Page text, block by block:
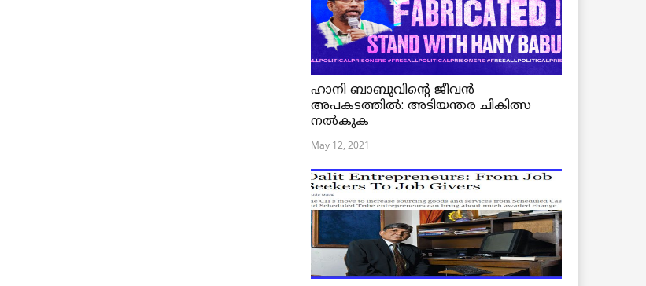
ഹാനി ബാബുവിന്റെ ജീവൻ
അപകടത്തിൽ: അടിയന്തര ചികിത്സ
നൽകുക
May 12, 2021